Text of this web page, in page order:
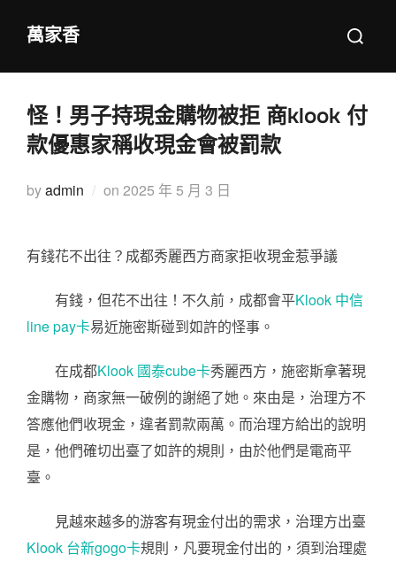
萬家香
Search
怪！男子持現金購物被拒 商klook 付
款優惠家稱收現金會被罰款
byadmin on Posted
2025 年 5 月 3 日
有錢花不出往？成都秀麗西方商家拒收現金惹爭議
有錢，但花不出往！不久前，成都會平Klook 中信
line pay卡易近施密斯碰到如許的怪事。
在成都Klook 國泰cube卡秀麗西方，施密斯拿著現
金購物，商家無一破例的謝絕了她。來由是，治理方不
答應他們收現金，違者罰款兩萬。而治理方給出的說明
是，他們確切出臺了如許的規則，由於他們是電商平
臺。
見越來越多的游客有現金付出的需求，治理方出臺
Klook 台新gogo卡規則，凡要現金付出的，須到治理處